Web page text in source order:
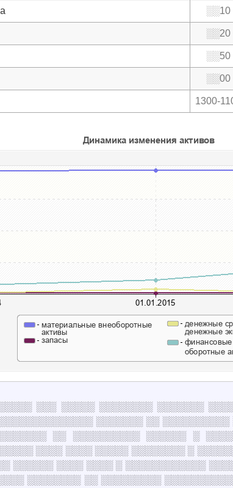
░░10
░░20
░░50
░░00
1300-
░░░ ░░░░░ ░░░░░░░░ ░░░░░░░
░░░░░░░ ░░
░░ ░░░░░░░░░░ ░░░░░░ ░
░░░░ ░░░░ ░░░░░ ░░░░░░░░ ░
░░░░░░ ░░░░ ░░░░ ░ ░░░░░░░░░░░░
░░░░░░░░ ░░ ░░░░░░░░░